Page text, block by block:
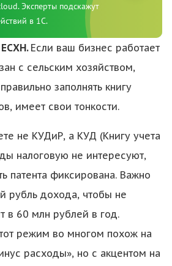
Эксперты подскажут
в 1С.
Если ваш бизнес работает
с сельским хозяйством,
заполнять книгу
имеет свои тонкости.
не КУДиР, а КУД (Книгу учета
налоговую не интересуют,
патента фиксирована. Важно
рубль дохода, чтобы не
в 60 млн рублей в год.
режим во многом похож на
расходы», но с акцентом на